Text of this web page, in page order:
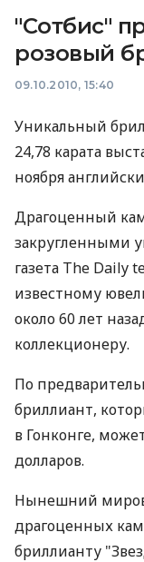
"Сотбис"
розовый
09.10.2010, 15:40
Уникальный
24,78 карата
ноября
Драгоценный
закругленными
газета The Daily
известному
около 60 лет
коллекционеру.
По
бриллиант,
в Гонконге,
долларов.
Нынешний
драгоценных
бриллианту